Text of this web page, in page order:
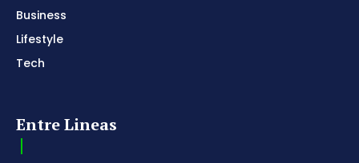
Business
Lifestyle
Tech
Entre Lineas